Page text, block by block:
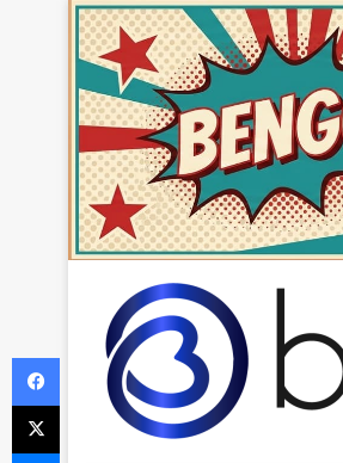
Facebook
X
Messenger